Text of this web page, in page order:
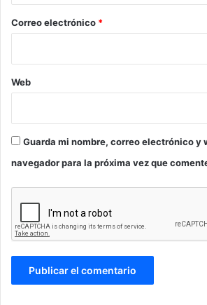
*
Correo electrónico *
Web
Guarda mi nombre, correo electrónico y
navegador para la próxima vez que